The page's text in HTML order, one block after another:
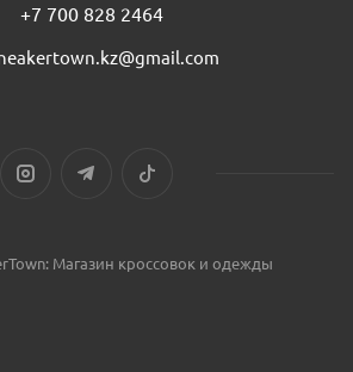
+7 700 828 2464
Магазин кроссовок и одежды